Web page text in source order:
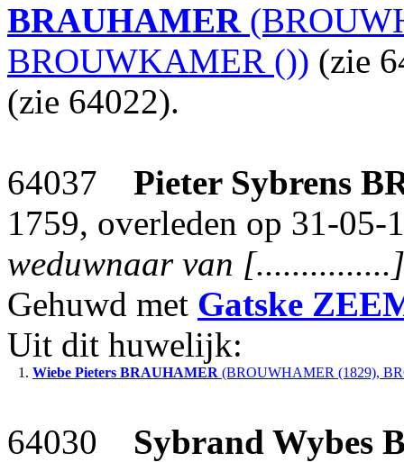
BRAUHAMER
BROUWKAMER ()) (zie
(zie 64022).
64037 Pieter Sybrens
1759, overleden op 31-
weduwnaar van
Gehuwd met Gatske
Uit dit huwelijk:
1. Wiebe Pieters BRAUHAMER (BROUWHAMER (1829),
64030 Sybrand Wybes